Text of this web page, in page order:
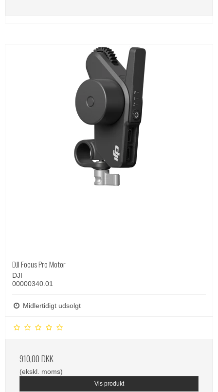
DJI Focus Pro Motor
DJI
00000340.01
Midlertidigt udsolgt
910,00 DKK
(ekskl. moms)
Vis produkt